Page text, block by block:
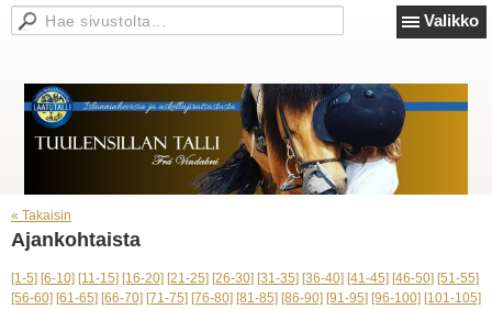
Valikko
« Takaisin
Ajankohtaista
[1-5] [6-10] [11-15] [16-20] [21-25] [26-30] [31-35] [36-40] [41-45] [46-50] [51-55]
[56-60] [61-65] [66-70] [71-75] [76-80] [81-85] [86-90] [91-95] [96-100] [101-105]